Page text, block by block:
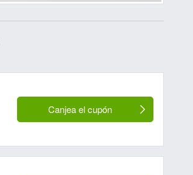
Canjea el cupón